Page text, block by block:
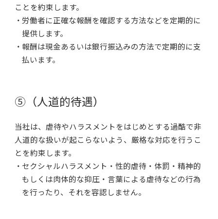
ことを約束します。
労働者に正確な報酬を確認する方法などを定期的に
提供します。
報酬は現金あるいは銀行振込みの方法で定期的に支
払います。
⑤（人道的待遇）
当社は、虐待やハラスメントをはじめとする過酷で非
人道的な扱いが起こらないよう、厳格な対応を行うこ
とを約束します。
セクシャルハラスメント・性的虐待・体罰・精神的
もしくは肉体的な抑圧・言葉による虐待などの行為
を行ったり、それを容認しません。